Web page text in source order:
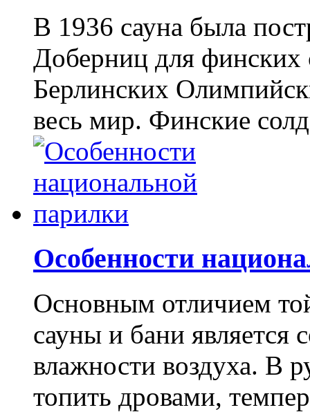
В 1936 сауна была
Доберниц для финских
Берлинских
весь мир. Финские
Особенности
Основным отличием
сауны и бани является
влажности воздуха. В
топить дровами,